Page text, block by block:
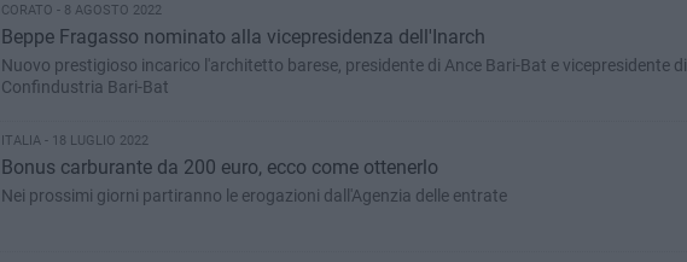
CORATO - 8 AGOSTO 2022
Beppe Fragasso nominato alla vicepresidenza dell'Inarch
Nuovo prestigioso incarico l'architetto barese, presidente di Ance Bari-Bat e vicepresidente di
Confindustria Bari-Bat
ITALIA - 18 LUGLIO 2022
Bonus carburante da 200 euro, ecco come ottenerlo
Nei prossimi giorni partiranno le erogazioni dall'Agenzia delle entrate